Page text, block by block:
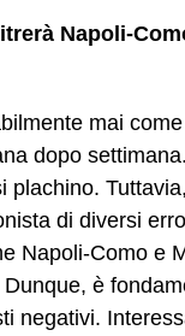
Napoli-
mai
dopo
plachino.
di diversi
Napoli-Como e
è
negativi.